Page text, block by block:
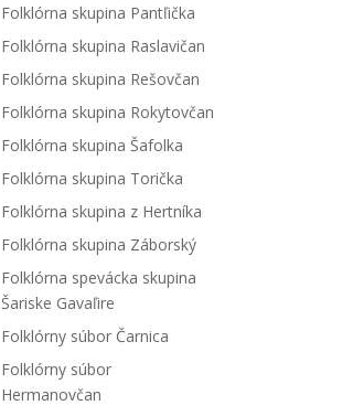
Folklórna skupina Pantľička
Folklórna skupina Raslavičan
Folklórna skupina Rešovčan
Folklórna skupina Rokytovčan
Folklórna skupina Šafolka
Folklórna skupina Torička
Folklórna skupina z Hertníka
Folklórna skupina Záborský
Folklórna spevácka skupina
Šariske Gavaľire
Folklórny súbor Čarnica
Folklórny súbor
Hermanovčan